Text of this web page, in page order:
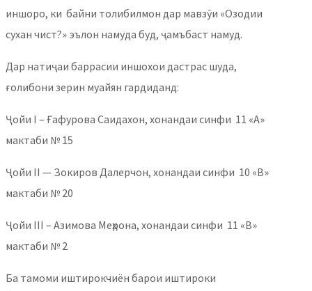
иншоро, ки байни толибилмон дар мавзӯи «Озодии
сухан чист?» эълон намуда буд, ҷамъбаст намуд.
Дар натиҷаи баррасии иншохои дастрас шуда,
ғолибони зерин муайян гардиданд:
Ҷойи I – Ғафурова Саидахон, хонандаи синфи 11 «А»
мактаби № 15
Ҷойи II — Зокиров Далерчон, хонандаи синфи 10 «В»
мактаби № 20
Ҷойи III – Азимова Меҳрона, хонандаи синфи 11 «В»
мактаби № 2
Ба тамоми иштирокчиён барои иштироки